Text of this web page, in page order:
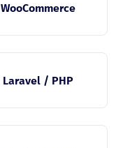
WooCommerce
Laravel / PHP